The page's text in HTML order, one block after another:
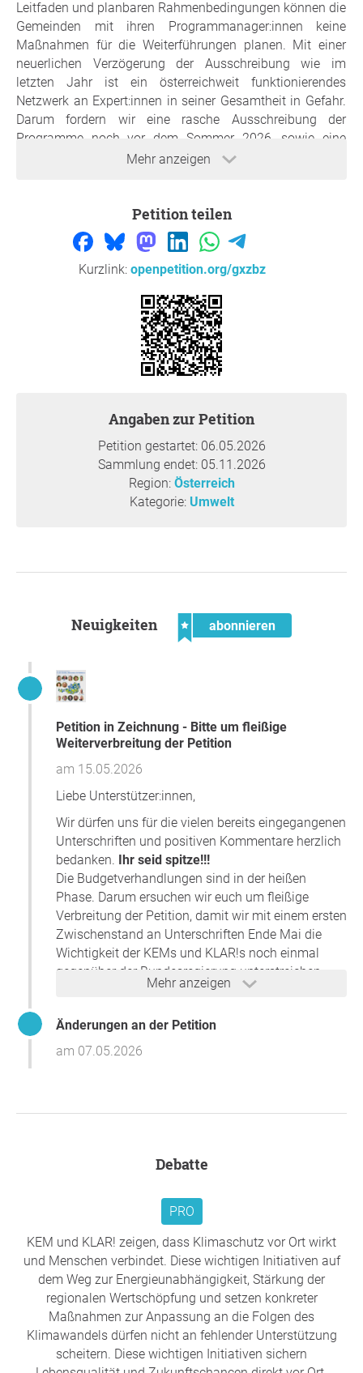
Mehr anzeigen
Leitfaden und planbaren Rahmenbedingungen können die
Gemeinden mit ihren Programmanager:innen keine
Maßnahmen für die Weiterführungen planen. Mit einer
neuerlichen Verzögerung der Ausschreibung wie im
letzten Jahr ist ein österreichweit funktionierendes
Netzwerk an Expert:innen in seiner Gesamtheit in Gefahr.
Darum fordern wir eine rasche Ausschreibung der
Programme noch vor dem Sommer 2026, sowie eine
langfristige Verankerung für die kommenden Jahre bis
Österreich hat sich zu verbindlichen Zielen bis 2040
bekannt und nationale Strategien dazu entwickelt. Mit
KLAR!s (Klimawandelanpassungsmodellregionen)
konnten zwei europaweit vorbildliche Programme ins
Leben gerufen werden, die mit konkreten, auf die Regionen
abgestimmten Maßnahmen an der Erreichung dieser Ziele
arbeiten. Außerdem sorgen sie für effizienten und
Regionen, Ländern und dem Bund. Mit einer Verzögerung
diese, für die kommenden Herausforderungen wertvollen
Eigenschaften und Errungenschaften in Gefahr für immer
verloren zu gehen. Die KEMs und KLAR!s sind ein
wichtiges Werkzeug für ganz konkrete Herausforderungen
auch für die Sicherheit. Abschaffen bedeutet keine
Einsparung für's Budget, sondern erhöhte, künftige
Folgekosten.
Übersicht der noch bestehenden Regionen
Verein Klima-Modellregionen Österreich
Österreich , Freistadt
Frage an den Initiator
Petition teilen
Kurzlink: openpetition.org/gxzbz
Angaben zur Petition
Petition gestartet: 06.05.2026
Sammlung endet: 05.11.2026
Region: Österreich
Kategorie: Umwelt
Neuigkeiten abonnieren
Petition in Zeichnung - Bitte um fleißige
Weiterverbreitung der Petition
am 15.05.2026
Mehr anzeigen
Liebe Unterstützer:innen,
Wir dürfen uns für die vielen bereits eingegangenen
Unterschriften und positiven Kommentare herzlich
bedanken. Ihr seid spitze!!!
Die Budgetverhandlungen sind in der heißen
Phase. Darum ersuchen wir euch um fleißige
Verbreitung der Petition, damit wir mit einem ersten
Zwischenstand an Unterschriften Ende Mai die
Wichtigkeit der KEMs und KLAR!s noch einmal
gegenüber der Bundesregierung unterstreichen
unsere Position in den Verhandlungen zur
künftigen Gestaltung der Programme. Aber der
Vielen, vielen Dank für eure Unterstützung!!!
Klima-Modellregionen Österreich
Änderungen an der Petition
am 07.05.2026
Debatte
PRO
KEM und KLAR! zeigen, dass Klimaschutz vor Ort wirkt
und Menschen verbindet. Diese wichtigen Initiativen auf
dem Weg zur Energieunabhängigkeit, Stärkung der
regionalen Wertschöpfung und setzen konkreter
Maßnahmen zur Anpassung an die Folgen des
Klimawandels dürfen nicht an fehlender Unterstützung
scheitern. Diese wichtigen Initiativen sichern